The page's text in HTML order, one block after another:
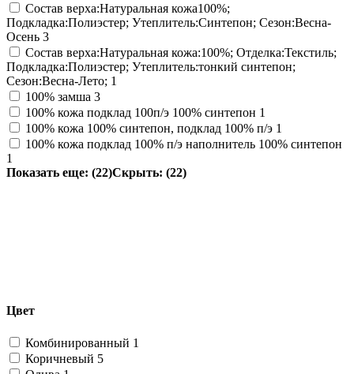
Состав верха:Натуральная кожа100%;
Подкладка:Полиэстер; Утеплитель:Синтепон; Сезон:Весна-
Осень 3
Состав верха:Натуральная кожа:100%; Отделка:Текстиль;
Подкладка:Полиэстер; Утеплитель:тонкий синтепон;
Сезон:Весна-Лето; 1
100% замша 3
100% кожа подклад 100п/э 100% синтепон 1
100% кожа 100% синтепон, подклад 100% п/э 1
100% кожа подклад 100% п/э наполнитель 100% синтепон
1
Показать еще: (22)Скрыть: (22)
Цвет
Комбинированный 1
Коричневый 5